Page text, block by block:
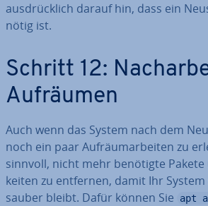
aus­drück­lich darauf hin, dass ein
nötig ist.
Schritt 12:
Aufräumen
Auch wenn das System nach dem
noch ein paar Auf­räum­ar­bei­ten zu
sinnvoll, nicht mehr benötigte
kei­ten zu entfernen, damit Ihr
sauber bleibt. Dafür können Sie
apt